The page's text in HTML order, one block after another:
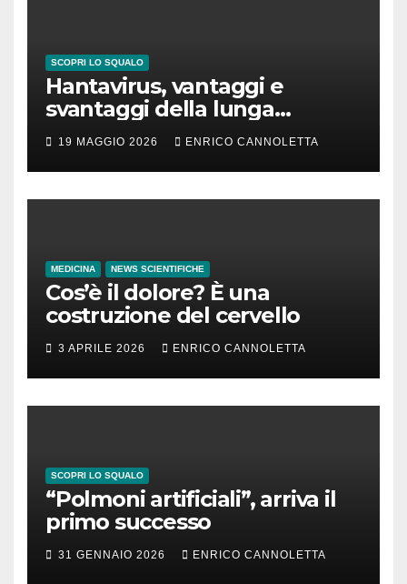
SCOPRI LO SQUALO
Hantavirus, vantaggi e
svantaggi della lunga
incubazione
19 MAGGIO 2026 ENRICO CANNOLETTA
MEDICINA NEWS SCIENTIFICHE
Cos’è il dolore? È una
costruzione del cervello
3 APRILE 2026 ENRICO CANNOLETTA
SCOPRI LO SQUALO
“Polmoni artificiali”, arriva il
primo successo
31 GENNAIO 2026 ENRICO CANNOLETTA